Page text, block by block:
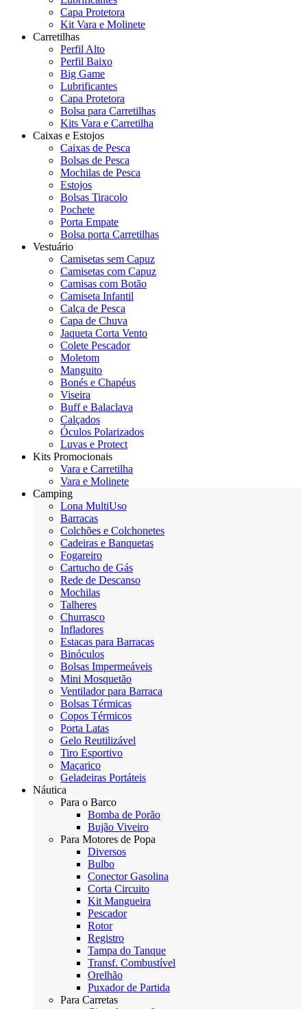
Capa Protetora
Kit Vara e Molinete
Carretilhas
Perfil Alto
Perfil Baixo
Big Game
Lubrificantes
Capa Protetora
Bolsa para Carretilhas
Kits Vara e Carretilha
Caixas e Estojos
Caixas de Pesca
Bolsas de Pesca
Mochilas de Pesca
Estojos
Bolsas Tiracolo
Pochete
Porta Empate
Bolsa porta Carretilhas
Vestuário
Camisetas sem Capuz
Camisetas com Capuz
Camisas com Botão
Camiseta Infantil
Calça de Pesca
Capa de Chuva
Jaqueta Corta Vento
Colete Pescador
Moletom
Manguito
Bonés e Chapéus
Viseira
Buff e Balaclava
Calçados
Óculos Polarizados
Luvas e Protect
Kits Promocionais
Vara e Carretilha
Vara e Molinete
Camping
Lona MultiUso
Barracas
Colchões e Colchonetes
Cadeiras e Banquetas
Fogareiro
Cartucho de Gás
Rede de Descanso
Mochilas
Talheres
Churrasco
Infladores
Estacas para Barracas
Binóculos
Bolsas Impermeáveis
Mini Mosquetão
Ventilador para Barraca
Bolsas Térmicas
Copos Térmicos
Porta Latas
Gelo Reutilizável
Tiro Esportivo
Maçarico
Geladeiras Portáteis
Náutica
Para o Barco
Bomba de Porão
Bujão Viveiro
Para Motores de Popa
Diversos
Bulbo
Conector Gasolina
Corta Circuito
Kit Mangueira
Pescador
Rotor
Registro
Tampa do Tanque
Transf. Combustível
Orelhão
Puxador de Partida
Para Carretas